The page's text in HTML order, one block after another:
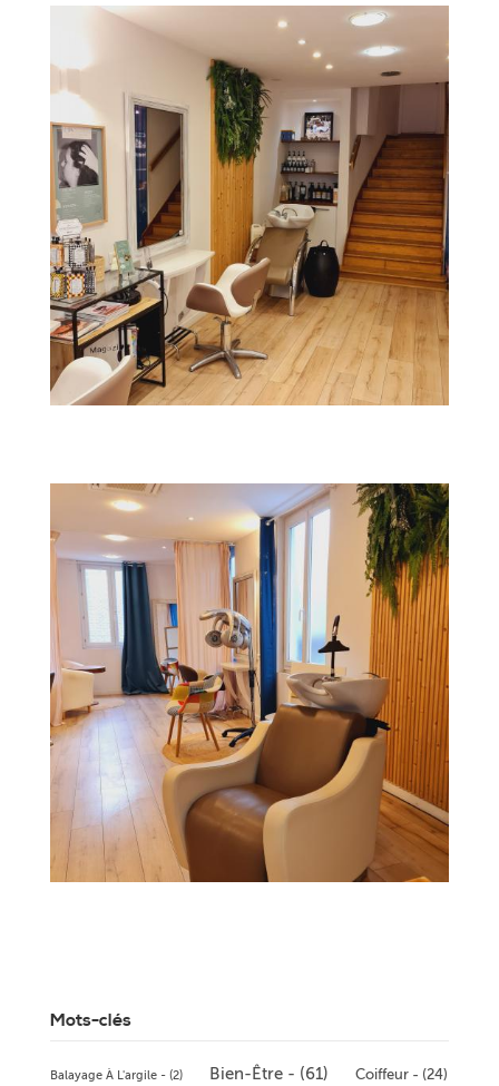
Mots-clés
Balayage À L'argile - (2) Bien-Être - (61) Coiffeur - (24)